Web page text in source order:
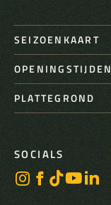
SEIZOENKAART
OPENINGSTIJDEN
PLATTEGROND
SOCIALS